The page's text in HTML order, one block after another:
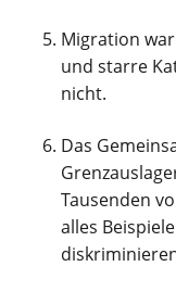
Migration
und starre
nicht.
Das
Tausenden
alles